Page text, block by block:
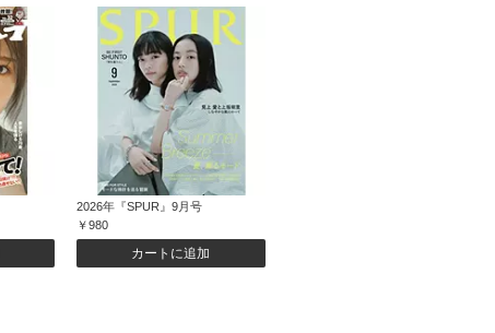
2026年『SPUR』9月号
￥980
カートに追加